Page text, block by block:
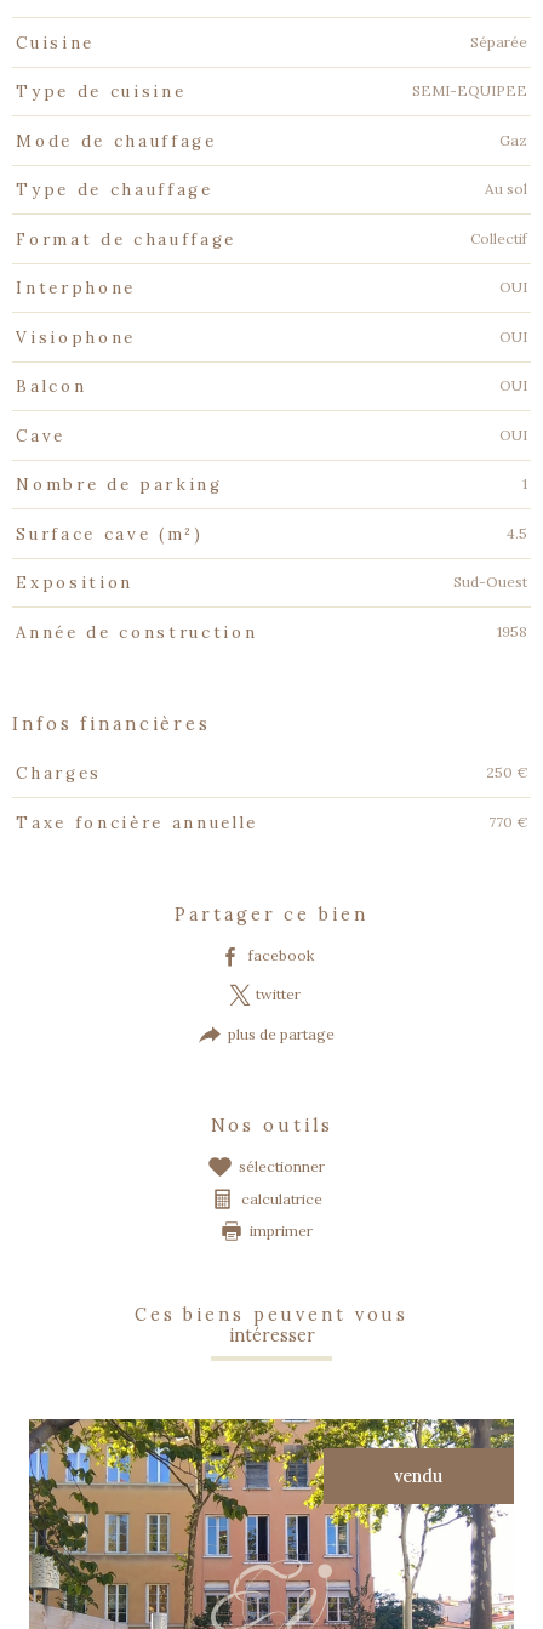
Cuisine Séparée
Type de cuisine SEMI-EQUIPEE
Mode de chauffage Gaz
Type de chauffage Au sol
Format de chauffage Collectif
Interphone OUI
Visiophone OUI
Balcon OUI
Cave OUI
Nombre de parking 1
Surface cave (m²) 4.5
Exposition Sud-Ouest
Année de construction 1958
infos financières
Caractéristiques
Charges 250 €
Taxe foncière annuelle 770 €
partager ce bien
facebook
twitter
plus de partage
nos outils
sélectionner
calculatrice
imprimer
ces biens peuvent vous
intéresser
vendu
voir le bien